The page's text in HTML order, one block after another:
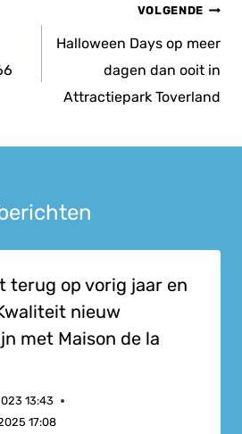
VOLGENDE
Halloween Days op meer
dagen dan ooit in
Attractiepark Toverland
terug op vorig jaar en
nieuw
met Maison de la
13:43
17:08